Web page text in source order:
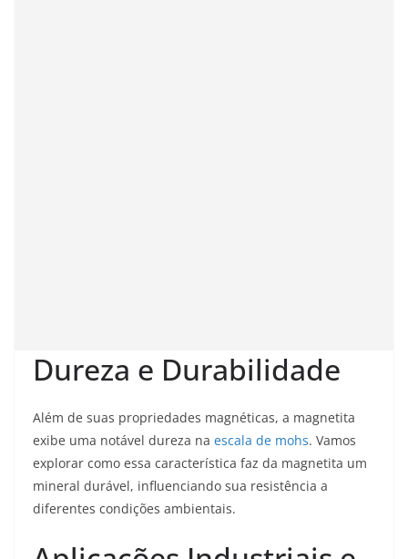
Dureza e Durabilidade
Além de suas propriedades magnéticas, a magnetita
exibe uma notável dureza na escala de mohs. Vamos
explorar como essa característica faz da magnetita um
mineral durável, influenciando sua resistência a
diferentes condições ambientais.